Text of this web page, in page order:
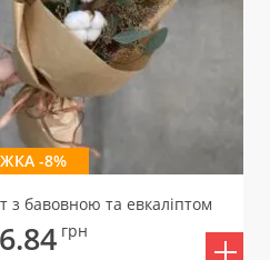
-8%
з бавовною та евкаліптом
грн